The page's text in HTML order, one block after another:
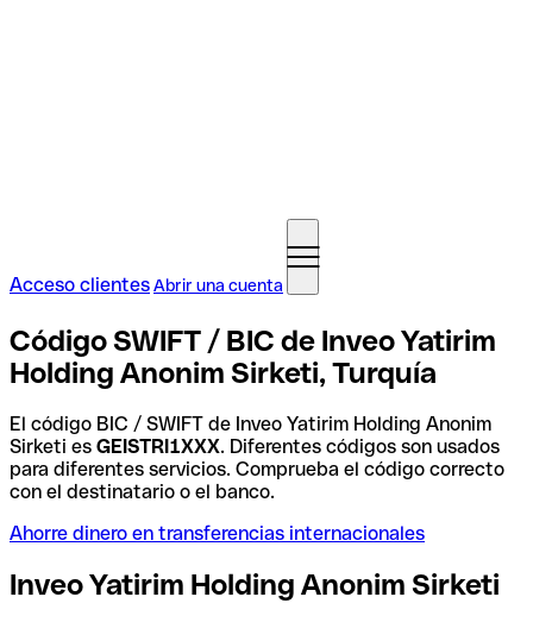
Acceso clientesAbrir una cuenta
Código SWIFT / BIC de Inveo Yatirim
Holding Anonim Sirketi, Turquía
El código BIC / SWIFT de Inveo Yatirim Holding Anonim
Sirketi es GEISTRI1XXX. Diferentes códigos son usados
para diferentes servicios. Comprueba el código correcto
con el destinatario o el banco.
Ahorre dinero en transferencias internacionales
Inveo Yatirim Holding Anonim Sirketi